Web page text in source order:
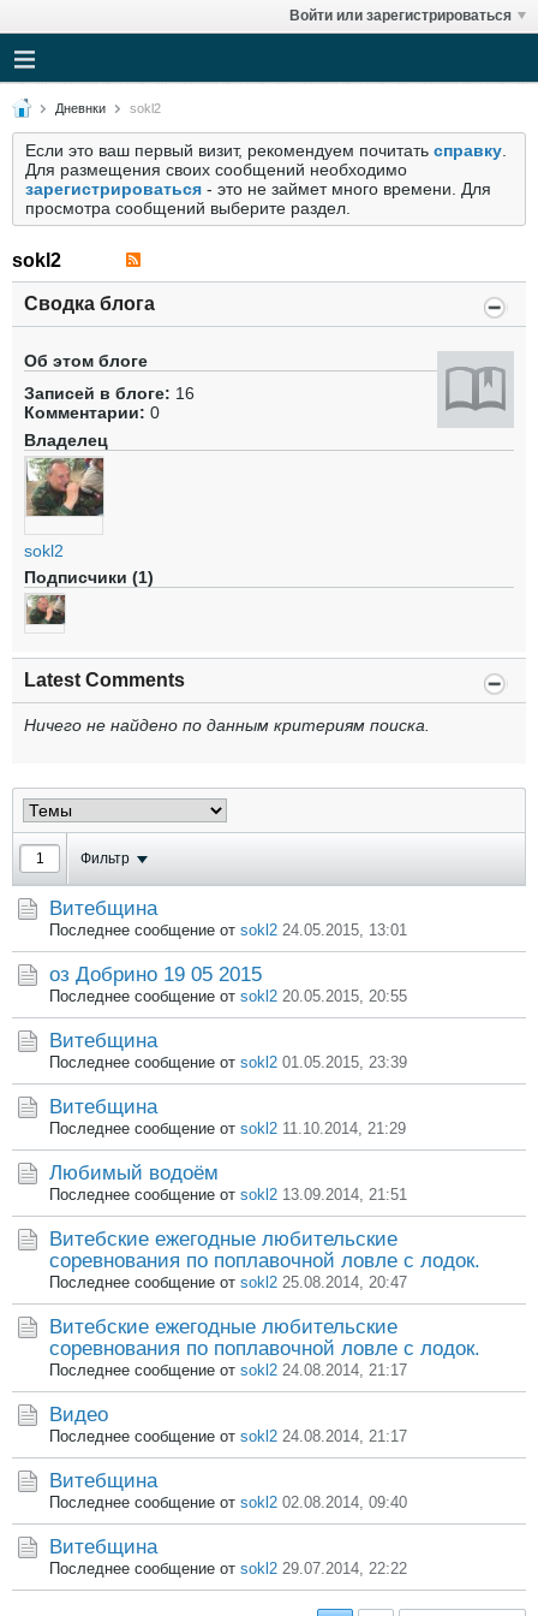
Войти или зарегистрироваться
Дневнки sokl2
Если это ваш первый визит, рекомендуем почитать справку
Для размещения своих сообщений необходимо
зарегистрироваться - это не займет много времени. Для
просмотра сообщений выберите раздел.
sokl2
Сводка блога
Об этом блоге
Записей в блоге: 16
Комментарии: 0
Владелец
sokl2
Подписчики (1)
Latest Comments
Ничего не найдено по данным критериям поиска.
Фильтр
Витебщина
Последнее сообщение от sokl2 24.05.2015, 13:01
оз Добрино 19 05 2015
Последнее сообщение от sokl2 20.05.2015, 20:55
Витебщина
Последнее сообщение от sokl2 01.05.2015, 23:39
Витебщина
Последнее сообщение от sokl2 11.10.2014, 21:29
Любимый водоём
Последнее сообщение от sokl2 13.09.2014, 21:51
Витебские ежегодные любительские
соревнования по поплавочной ловле с лодок.
Последнее сообщение от sokl2 25.08.2014, 20:47
Витебские ежегодные любительские
соревнования по поплавочной ловле с лодок.
Последнее сообщение от sokl2 24.08.2014, 21:17
Видео
Последнее сообщение от sokl2 24.08.2014, 21:17
Витебщина
Последнее сообщение от sokl2 02.08.2014, 09:40
Витебщина
Последнее сообщение от sokl2 29.07.2014, 22:22